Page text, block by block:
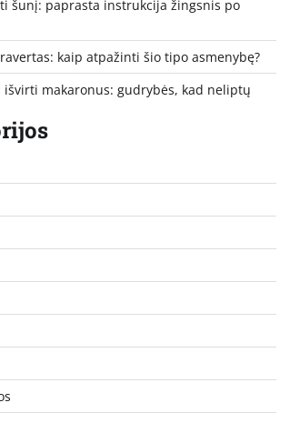
šunį: paprasta instrukcija žingsnis po
kaip atpažinti šio tipo asmenybę?
išvirti makaronus: gudrybės, kad neliptų